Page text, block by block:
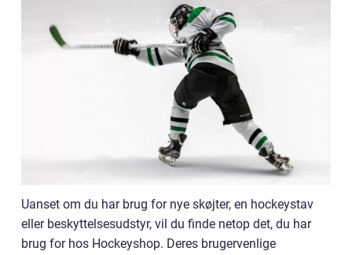
Uanset om du har brug for nye skøjter, en hockeystav
eller beskyttelsesudstyr, vil du finde netop det, du har
brug for hos Hockeyshop. Deres brugervenlige